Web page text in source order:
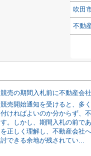
吹田
不動
競売開始通知を受けると、多
付ければよいのか分からず、
す。しかし、期間入札の前で
を正しく理解し、不動産会社
討できる余地が残されてい...